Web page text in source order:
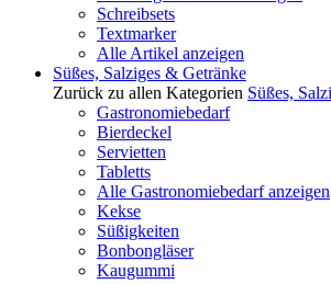
Schreibsets
Textmarker
Alle Artikel anzeigen
Süßes, Salziges & Getränke
Zurück zu allen Kategorien Süßes,
Gastronomiebedarf
Bierdeckel
Servietten
Tabletts
Alle Gastronomiebedarf anzeigen
Kekse
Süßigkeiten
Bonbongläser
Kaugummi